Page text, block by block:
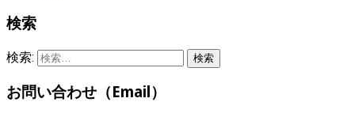
検索
検索:
お問い合わせ（Email）